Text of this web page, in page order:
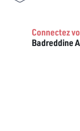
Connectez
Badreddine